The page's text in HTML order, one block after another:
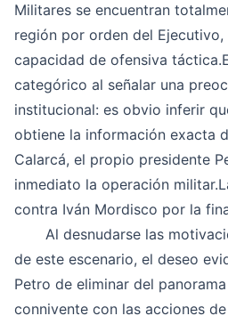
Militares se encuentran
región por orden del Ejecutivo,
capacidad de ofensiva
categórico al señalar una
institucional: es obvio inferir
obtiene la información exacta
Calarcá, el propio presidente
inmediato la operación
contra Iván Mordisco por la
Al desnudarse las
de este escenario, el deseo
Petro de eliminar del
connivente con las acciones